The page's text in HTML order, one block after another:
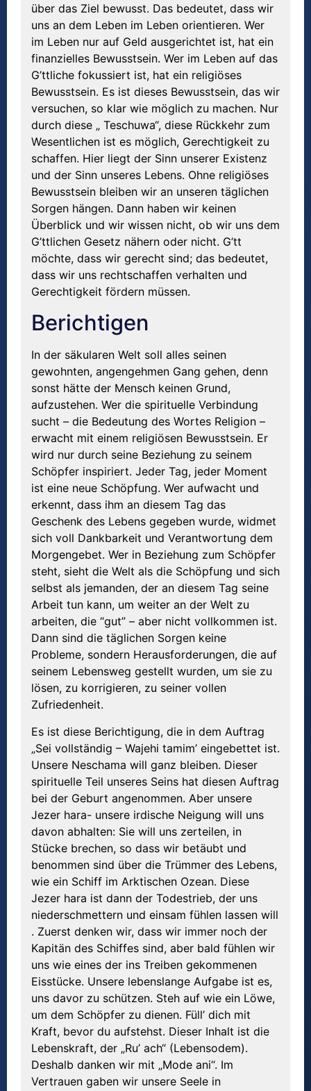
über das Ziel bewusst. Das bedeutet, dass wir
uns an dem Leben im Leben orientieren. Wer
im Leben nur auf Geld ausgerichtet ist, hat ein
finanzielles Bewusstsein. Wer im Leben auf das
G’ttliche fokussiert ist, hat ein religiöses
Bewusstsein. Es ist dieses Bewusstsein, das wir
versuchen, so klar wie möglich zu machen. Nur
durch diese „ Teschuwa“, diese Rückkehr zum
Wesentlichen ist es möglich, Gerechtigkeit zu
schaffen. Hier liegt der Sinn unserer Existenz
und der Sinn unseres Lebens. Ohne religiöses
Bewusstsein bleiben wir an unseren täglichen
Sorgen hängen. Dann haben wir keinen
Überblick und wir wissen nicht, ob wir uns dem
G’ttlichen Gesetz nähern oder nicht. G’tt
möchte, dass wir gerecht sind; das bedeutet,
dass wir uns rechtschaffen verhalten und
Gerechtigkeit fördern müssen.
Berichtigen
In der säkularen Welt soll alles seinen
gewohnten, angengehmen Gang gehen, denn
sonst hätte der Mensch keinen Grund,
aufzustehen. Wer die spirituelle Verbindung
sucht – die Bedeutung des Wortes Religion –
erwacht mit einem religiösen Bewusstsein. Er
wird nur durch seine Beziehung zu seinem
Schöpfer inspiriert. Jeder Tag, jeder Moment
ist eine neue Schöpfung. Wer aufwacht und
erkennt, dass ihm an diesem Tag das
Geschenk des Lebens gegeben wurde, widmet
sich voll Dankbarkeit und Verantwortung dem
Morgengebet. Wer in Beziehung zum Schöpfer
steht, sieht die Welt als die Schöpfung und sich
selbst als jemanden, der an diesem Tag seine
Arbeit tun kann, um weiter an der Welt zu
arbeiten, die “gut” – aber nicht vollkommen ist.
Dann sind die täglichen Sorgen keine
Probleme, sondern Herausforderungen, die auf
seinem Lebensweg gestellt wurden, um sie zu
lösen, zu korrigieren, zu seiner vollen
Zufriedenheit.
Es ist diese Berichtigung, die in dem Auftrag
„Sei vollständig – Wajehi tamim’ eingebettet ist.
Unsere Neschama will ganz bleiben. Dieser
spirituelle Teil unseres Seins hat diesen Auftrag
bei der Geburt angenommen. Aber unsere
Jezer hara- unsere irdische Neigung will uns
davon abhalten: Sie will uns zerteilen, in
Stücke brechen, so dass wir betäubt und
benommen sind über die Trümmer des Lebens,
wie ein Schiff im Arktischen Ozean. Diese
Jezer hara ist dann der Todestrieb, der uns
niederschmettern und einsam fühlen lassen will
. Zuerst denken wir, dass wir immer noch der
Kapitän des Schiffes sind, aber bald fühlen wir
uns wie eines der ins Treiben gekommenen
Eisstücke. Unsere lebenslange Aufgabe ist es,
uns davor zu schützen. Steh auf wie ein Löwe,
um dem Schöpfer zu dienen. Füll’ dich mit
Kraft, bevor du aufstehst. Dieser Inhalt ist die
Lebenskraft, der „Ru’ ach“ (Lebensodem).
Deshalb danken wir mit „Mode ani“. Im
Vertrauen gaben wir unsere Seele in